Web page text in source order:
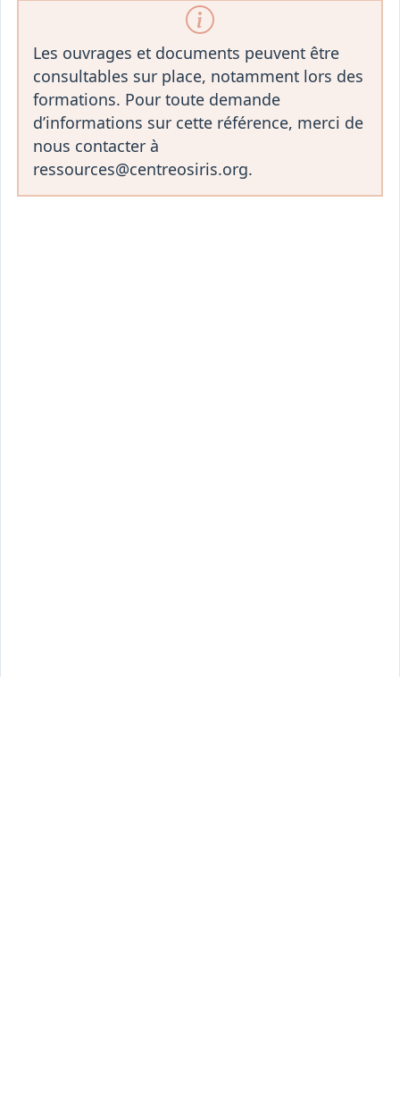
Les ouvrages et documents peuvent être
consultables sur place, notamment lors des
formations. Pour toute demande
d’informations sur cette référence, merci de
nous contacter à
ressources@centreosiris.org.